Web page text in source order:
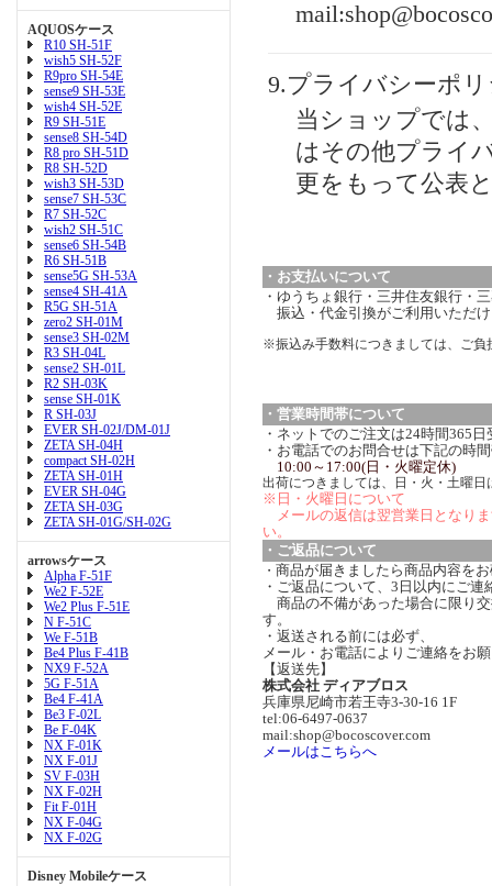
AQUOSケース
R10 SH-51F
wish5 SH-52F
R9pro SH-54E
sense9 SH-53E
wish4 SH-52E
R9 SH-51E
sense8 SH-54D
R8 pro SH-51D
R8 SH-52D
wish3 SH-53D
sense7 SH-53C
R7 SH-52C
wish2 SH-51C
sense6 SH-54B
R6 SH-51B
sense5G SH-53A
sense4 SH-41A
R5G SH-51A
zero2 SH-01M
sense3 SH-02M
R3 SH-04L
sense2 SH-01L
R2 SH-03K
sense SH-01K
R SH-03J
EVER SH-02J/DM-01J
ZETA SH-04H
compact SH-02H
ZETA SH-01H
EVER SH-04G
ZETA SH-03G
ZETA SH-01G/SH-02G
arrowsケース
Alpha F-51F
We2 F-52E
We2 Plus F-51E
N F-51C
We F-51B
Be4 Plus F-41B
NX9 F-52A
5G F-51A
Be4 F-41A
Be3 F-02L
Be F-04K
NX F-01K
NX F-01J
SV F-03H
NX F-02H
Fit F-01H
NX F-04G
NX F-02G
Disney Mobileケース
9.プライバシーポ
当ショップでは
はその他プライ
更をもって公表
・お支払いについて
・ゆうちょ銀行・三井住友銀行・
振込・代金引換がご利用いただ
※振込み手数料につきましては、ご負
・営業時間帯について
・ネットでのご注文は24時間365
・お電話でのお問合せは下記の時
10:00～17:00(日・火曜定休)
出荷につきましては、日・火・土曜日
※日・火曜日について
メールの返信は翌営業日となり
い。
・ご返品について
・ 商品が届きましたら商品内容を
・ご返品について、3日以内にご連
商品の不備があった場合に限り
す。
・返送される前には必ず、
メール・お電話によりご連絡をお
【返送先】
株式会社 ディアブロス
兵庫県尼崎市若王寺3-30-16 1F
tel:06-6497-0637
mail:shop@bocoscover.com
メールはこちらへ